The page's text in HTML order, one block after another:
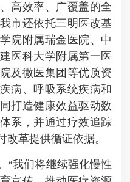
效率、广覆盖的全
市还依托三明医改基
院附属瑞金医院、中
医科大学附属第一医
及微医集团等优质资
病、呼吸系统疾病和
打造健康效益驱动数
系，并通过疗效追踪
革提供循证依据。
我们将继续强化慢性